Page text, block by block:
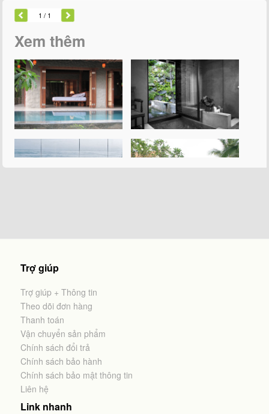
1 / 1
Xem thêm
Trợ giúp
Trợ giúp + Thông tin
Theo dõi đơn hàng
Thanh toán
Vận chuyển sản phẩm
Chính sách đổi trả
Chính sách bảo hành
Chính sách bảo mật thông tin
Liên hệ
Link nhanh